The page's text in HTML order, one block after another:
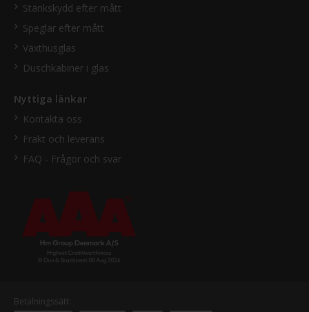
Stänkskydd efter mått
Speglar efter mått
Växthusglas
Duschkabiner i glas
Nyttiga länkar
Kontakta oss
Frakt och leverans
FAQ - Frågor och svar
Betalningssätt: